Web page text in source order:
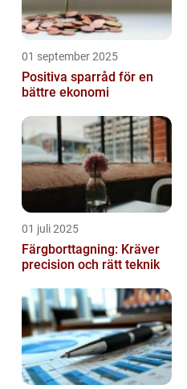
01 september 2025
Positiva sparråd för en
bättre ekonomi
01 juli 2025
Färgborttagning: Kräver
precision och rätt teknik